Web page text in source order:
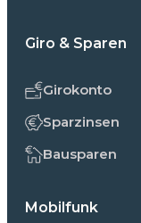
Giro & Sparen
Girokonto
Sparzinsen
Bausparen
Mobilfunk